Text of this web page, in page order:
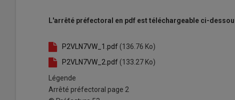
L'arrêté préfectoral en pdf est téléchargeable ci-
P2VLN7VW_1.pdf (136.76 Ko)
P2VLN7VW_2.pdf (133.27 Ko)
Légende
Arrêté préfectoral page 2